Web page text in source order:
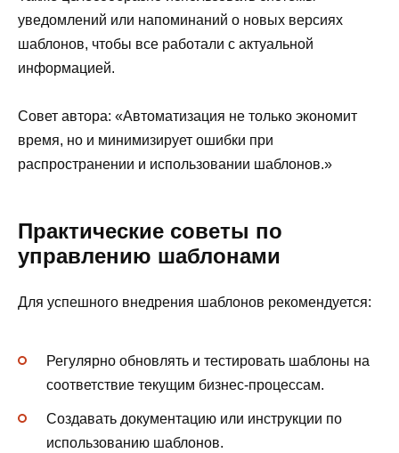
уведомлений или напоминаний о новых версиях
шаблонов, чтобы все работали с актуальной
информацией.
Совет автора: «Автоматизация не только экономит
время, но и минимизирует ошибки при
распространении и использовании шаблонов.»
Практические советы по
управлению шаблонами
Для успешного внедрения шаблонов рекомендуется:
Регулярно обновлять и тестировать шаблоны на
соответствие текущим бизнес-процессам.
Создавать документацию или инструкции по
использованию шаблонов.